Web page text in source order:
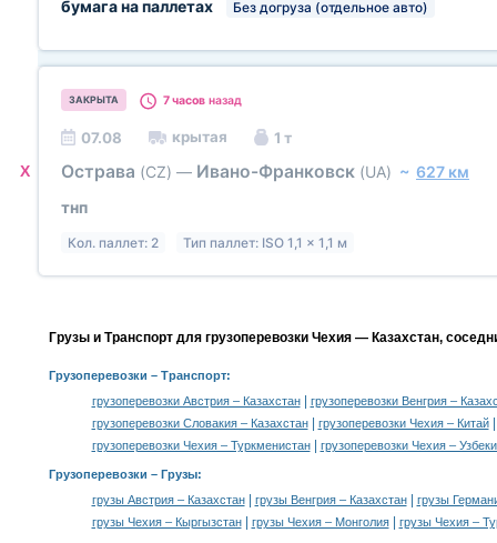
бумага на паллетах Без догруза (отдельное авто)
X
ЗАКРЫТА 7 часов назад
07.08 крытая 1 т
Острава (CZ) — Ивано-Франковск (UA) ~ 627 км
тнп
Кол. паллет: 2 Тип паллет: ISO 1,1 x 1,1 м
Грузы и Транспорт для грузоперевозки Чехия — Казахстан,
Грузоперевозки – Транспорт:
грузоперевозки Австрия – Казахстан|
грузоперевозки Венгрия –
грузоперевозки Словакия – Казахстан| грузоперевозки Чехия – Китай
грузоперевозки Чехия – Туркменистан| грузоперевозки Чехия –
Грузоперевозки – Грузы:
грузы Австрия – Казахстан| грузы Венгрия – Казахстан|
грузы
грузы Чехия – Кыргызстан| грузы Чехия – Монголия| грузы Чехия –